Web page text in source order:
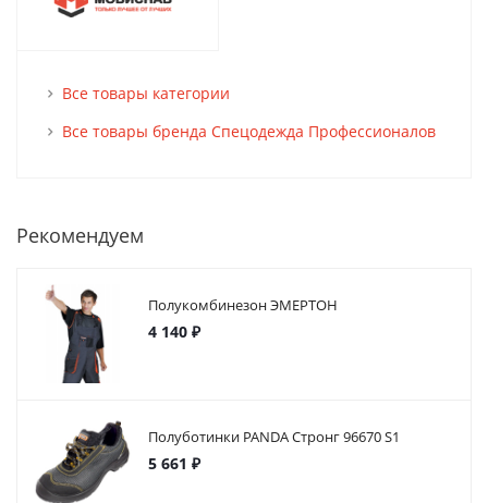
Все товары категории
Все товары бренда Спецодежда Профессионалов
Рекомендуем
Полукомбинезон ЭМЕРТОН
4 140 ₽
Полуботинки PANDA Стронг 96670 S1
5 661 ₽